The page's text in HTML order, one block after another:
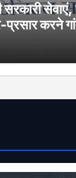
सरकारी
करने